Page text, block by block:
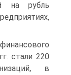
на рубль
стали 220
в